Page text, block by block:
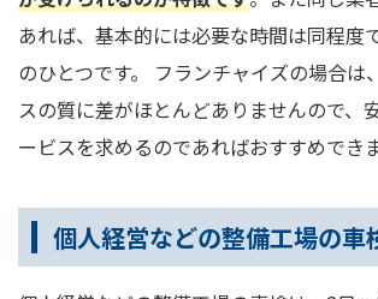
あれば、基本的には必要な時間は同程度
のひとつです。 フランチャイズの場合は
スの質に差がほとんどありませんので、
ービスを求めるのであればおすすめできま
個人経営などの整備工場の車